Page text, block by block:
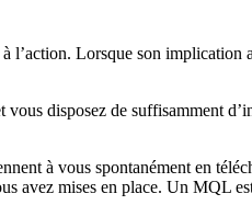
l’action. Lorsque son implication
vous disposez de suffisamment
à vous spontanément en
avez mises en place. Un MQL